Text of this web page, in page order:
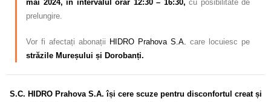
mai 2024, în intervalul orar 12:30 – 16:30, cu posibilitate de
prelungire.
Vor fi afectați abonații HIDRO Prahova S.A. care locuiesc pe
străzile Mureșului și Dorobanți.
S.C. HIDRO Prahova S.A. își cere scuze pentru disconfortul creat și